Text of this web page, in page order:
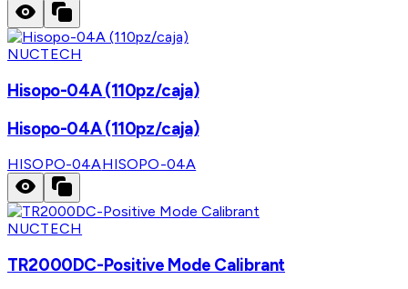
NUCTECH
Hisopo-04A (110pz/caja)
Hisopo-04A (110pz/caja)
HISOPO-04AHISOPO-04A
NUCTECH
TR2000DC-Positive Mode Calibrant